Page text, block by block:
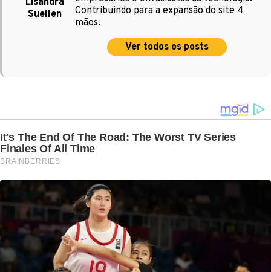
Lisandra
Suellen
Contribuindo para a expansão do site 4
mãos.
Ver todos os posts